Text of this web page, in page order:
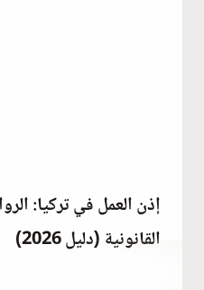
إذن العمل في تركيا:
القانونية (دليل 2026)